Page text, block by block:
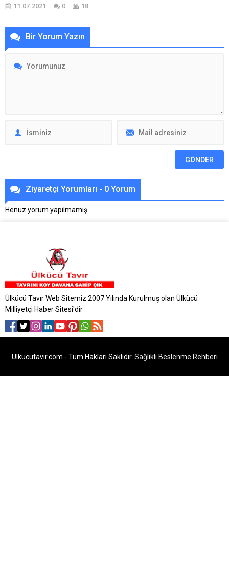
11.07.2021 0 18
Bir Yorum Yazın
Ziyaretçi Yorumları - 0 Yorum
Henüz yorum yapılmamış.
Ülkücü Tavır Web Sitemiz 2007 Yılında Kurulmuş olan Ülkücü
Milliyetçi Haber Sitesi'dir
Ulkucutavir.com - Tüm Hakları Saklıdır. Sağlıklı Beslenme Rehberi